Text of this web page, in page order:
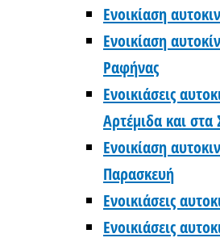
Ενοικίαση
Ενοικίαση
Ραφήνας
Ενοικιάσεις
Αρτέμιδα και στα
Ενοικίαση
Παρασκευή
Ενοικιάσεις
Ενοικιάσεις